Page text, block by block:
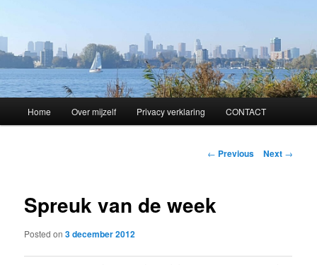
Skip
content
Home Over mijzelf Privacy verklaring CONTACT
Post
← Previous Next →
Spreuk van de week
Posted on3 december 2012